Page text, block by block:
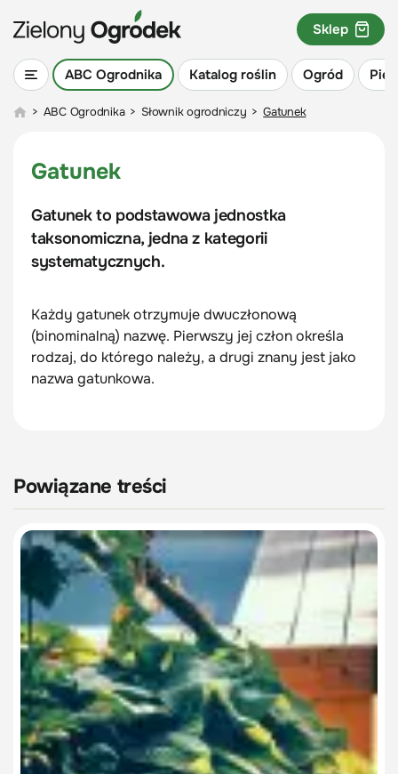
ABC Ogrodnika Katalog roślin Ogród
Sklep
> ABC Ogrodnika > Słownik ogrodniczy > Gatunek
Gatunek
Gatunek to podstawowa jednostka
taksonomiczna, jedna z kategorii
systematycznych.
Każdy gatunek otrzymuje dwuczłonową
(binominalną) nazwę. Pierwszy jej człon określa
rodzaj, do którego należy, a drugi znany jest jako
nazwa gatunkowa.
Powiązane treści